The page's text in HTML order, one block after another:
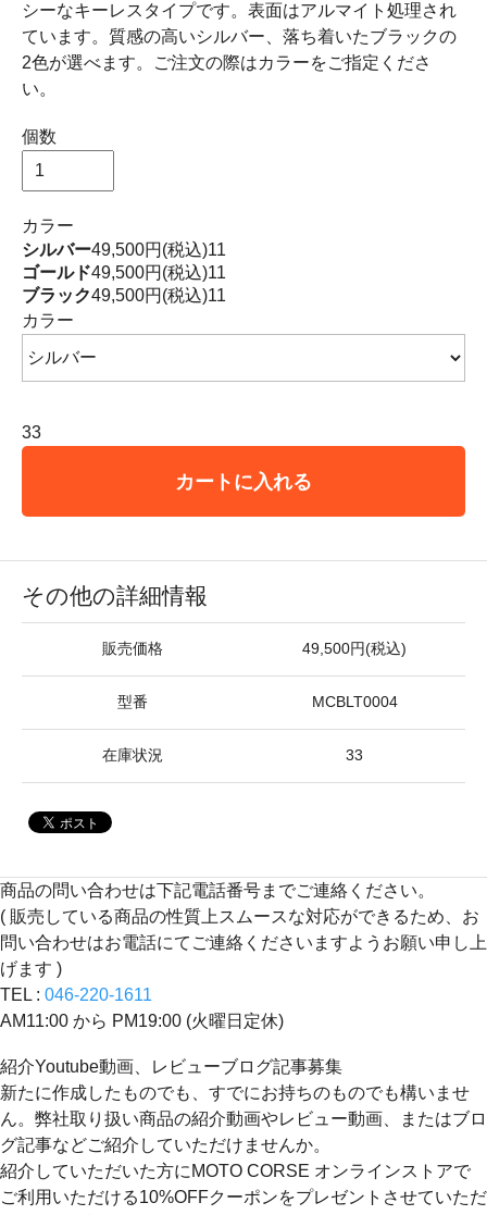
シーなキーレスタイプです。表面はアルマイト処理され
ています。質感の高いシルバー、落ち着いたブラックの
2色が選べます。ご注文の際はカラーをご指定くださ
い。
個数
カラー
シルバー49,500円(税込)11
ゴールド49,500円(税込)11
ブラック49,500円(税込)11
カラー
33
カートに入れる
その他の詳細情報
販売価格 49,500円(税込)
型番 MCBLT0004
在庫状況 33
商品の問い合わせは下記電話番号までご連絡ください。
( 販売している商品の性質上スムースな対応ができるため、お
問い合わせはお電話にてご連絡くださいますようお願い申し上
げます )
TEL : 046-220-1611
AM11:00 から PM19:00 (火曜日定休)
紹介Youtube動画、レビューブログ記事募集
新たに作成したものでも、すでにお持ちのものでも構いませ
ん。弊社取り扱い商品の紹介動画やレビュー動画、またはブロ
グ記事などご紹介していただけませんか。
紹介していただいた方にMOTO CORSE オンラインストアで
ご利用いただける10%OFFクーポンをプレゼントさせていただ